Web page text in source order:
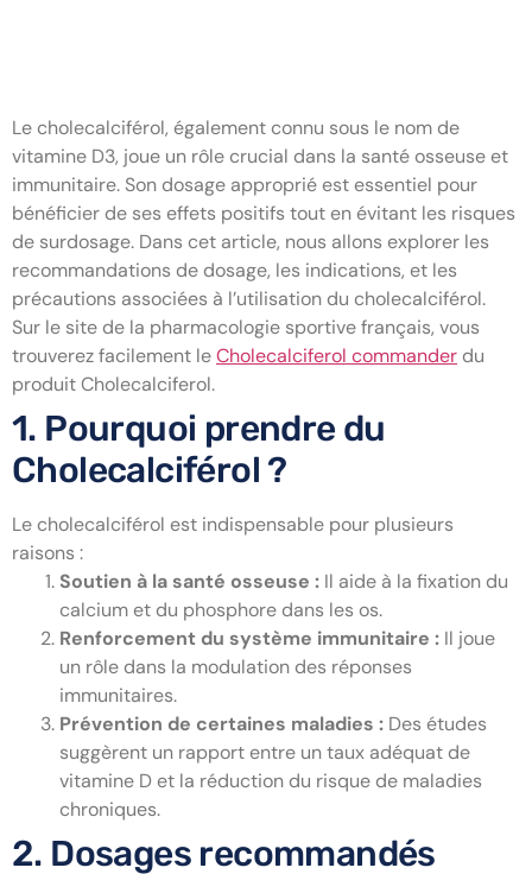
Le cholecalciférol, également connu sous le nom de
vitamine D3, joue un rôle crucial dans la santé osseuse et
immunitaire. Son dosage approprié est essentiel pour
bénéficier de ses effets positifs tout en évitant les risques
de surdosage. Dans cet article, nous allons explorer les
recommandations de dosage, les indications, et les
précautions associées à l’utilisation du cholecalciférol.
Sur le site de la pharmacologie sportive français, vous
trouverez facilement leCholecalciferol commanderdu
produit Cholecalciferol.
1. Pourquoi prendre du
Cholecalciférol ?
Le cholecalciférol est indispensable pour plusieurs
raisons :
Soutien à la santé osseuse : Il aide à la fixation du
calcium et du phosphore dans les os.
Renforcement du système immunitaire : Il joue
un rôle dans la modulation des réponses
immunitaires.
Prévention de certaines maladies : Des études
suggèrent un rapport entre un taux adéquat de
vitamine D et la réduction du risque de maladies
chroniques.
2. Dosages recommandés